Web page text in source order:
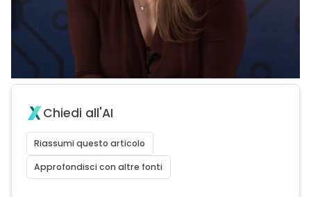
Chiedi all'AI
Riassumi questo articolo
Approfondisci con altre fonti